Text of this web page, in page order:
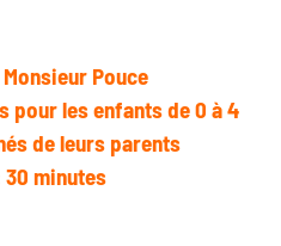
Pouce
pour les enfants de 0 à 4
de leurs parents
30 minutes